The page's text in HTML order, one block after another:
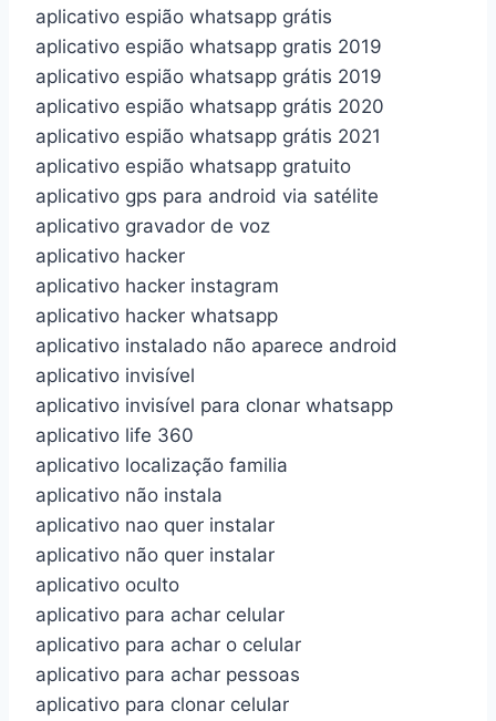
aplicativo espião whatsapp grátis
aplicativo espião whatsapp gratis 2019
aplicativo espião whatsapp grátis 2019
aplicativo espião whatsapp grátis 2020
aplicativo espião whatsapp grátis 2021
aplicativo espião whatsapp gratuito
aplicativo gps para android via satélite
aplicativo gravador de voz
aplicativo hacker
aplicativo hacker instagram
aplicativo hacker whatsapp
aplicativo instalado não aparece android
aplicativo invisível
aplicativo invisível para clonar whatsapp
aplicativo life 360
aplicativo localização familia
aplicativo não instala
aplicativo nao quer instalar
aplicativo não quer instalar
aplicativo oculto
aplicativo para achar celular
aplicativo para achar o celular
aplicativo para achar pessoas
aplicativo para clonar celular